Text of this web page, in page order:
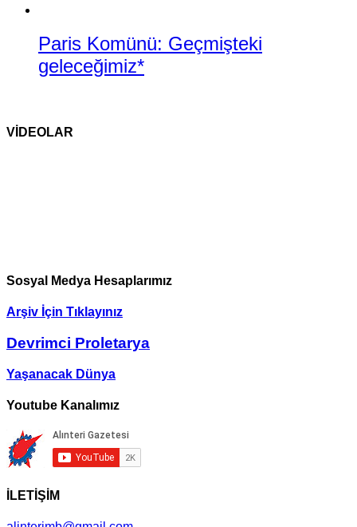
Paris Komünü: Geçmişteki
geleceğimiz*
VİDEOLAR
Sosyal Medya Hesaplarımız
Arşiv İçin Tıklayınız
Devrimci Proletarya
Yaşanacak Dünya
Youtube Kanalımız
İLETİŞİM